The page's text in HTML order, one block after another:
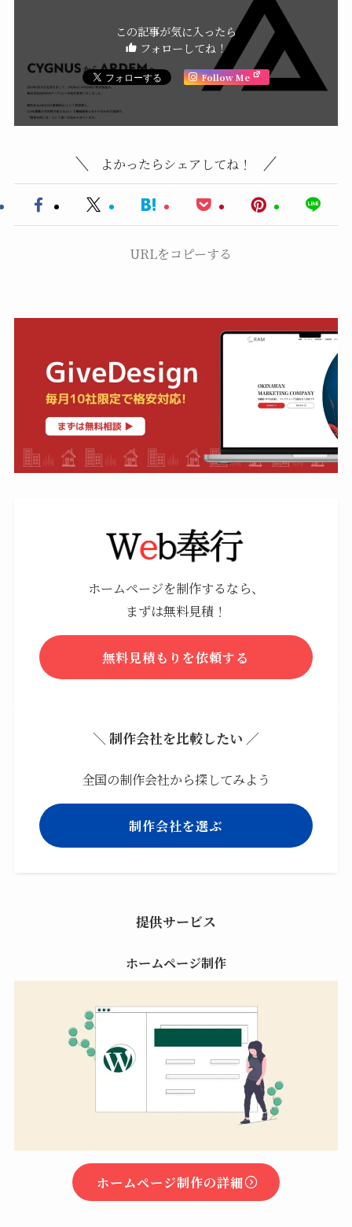
この記事が気に入ったら
フォローしてね！
Follow Me
よかったらシェアしてね！
URLをコピーする
ホームページを制作するなら、
まずは無料見積！
無料見積もりを依頼する
＼ 制作会社を比較したい ／
全国の制作会社から探してみよう
制作会社を選ぶ
提供サービス
ホームページ制作
ホームページ制作の詳細